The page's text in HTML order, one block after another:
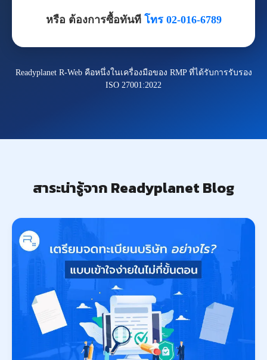
หรือ ต้องการซื้อทันที โทร 02-016-6789
Readyplanet R-Web คือหนึ่งในเครื่องมือของ RMP ที่ได้รับการรับรอง
ISO 27001:2022
สาระน่ารู้จาก Readyplanet Blog